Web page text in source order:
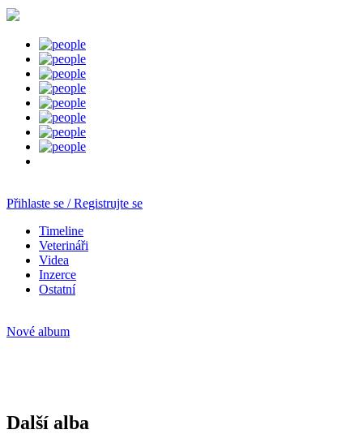
Přihlaste se / Registrujte se
Timeline
Veterináři
Videa
Inzerce
Ostatní
Nové album
Další alba